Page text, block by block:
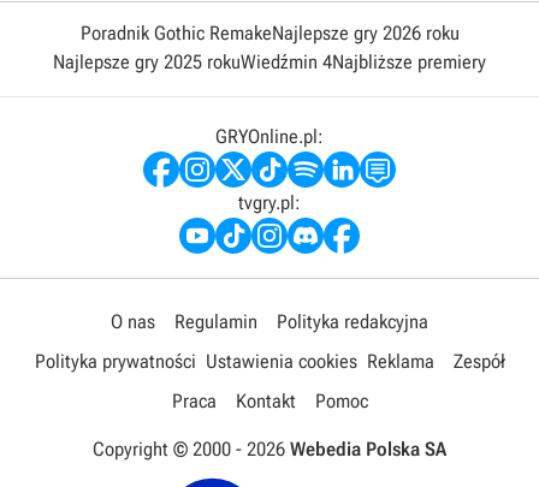
Poradnik Gothic RemakeNajlepsze gry 2026 roku
Najlepsze gry 2025 rokuWiedźmin 4Najbliższe premiery
GRYOnline.pl:
tvgry.pl:
O nas Regulamin
Polityka redakcyjna
Polityka prywatności Ustawienia cookies Reklama
Zespół
Praca
Kontakt Pomoc
Copyright © 2000 - 2026 Webedia Polska SA